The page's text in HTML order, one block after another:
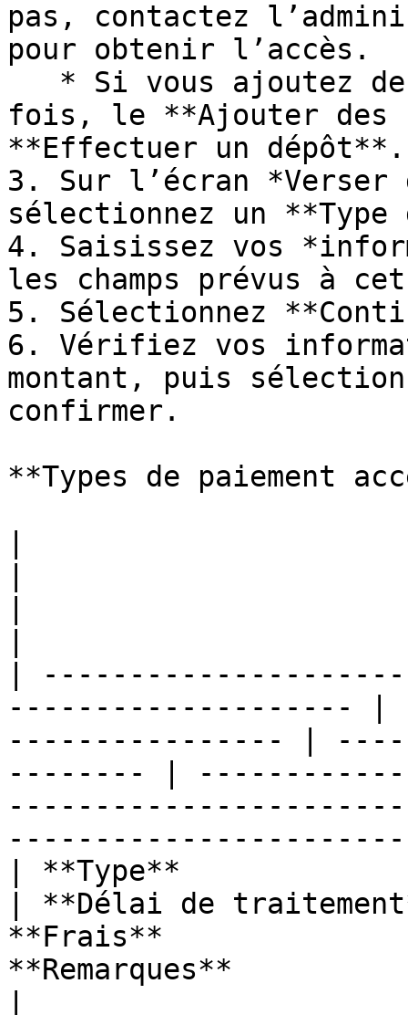
pas, contactez
pour obtenir l’accès.
fois, le **Ajouter des
**Effectuer un dépôt**.
3. Sur l’écran *Verser
sélectionnez un **Type
4. Saisissez vos
les champs prévus à
5. Sélectionnez
6. Vérifiez vos
montant, puis
confirmer.
**Types de paiement
|
-------------------- |
---------------- |
-------- |
| **Type**
| **Délai de
**Frais**
**Remarques**